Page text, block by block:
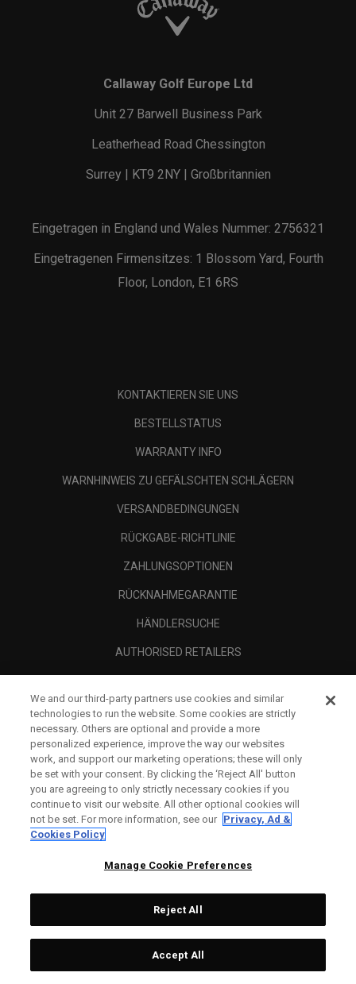
Callaway Golf Europe Ltd
Unit 27 Barwell Business Park
Leatherhead Road Chessington
Surrey | KT9 2NY | Großbritannien
Eingetragen in England und Wales Nummer: 2756321
Eingetragenen Firmensitzes: 1 Blossom Yard, Fourth
Floor, London, E1 6RS
KONTAKTIEREN SIE UNS
BESTELLSTATUS
WARRANTY INFO
WARNHINWEIS ZU GEFÄLSCHTEN SCHLÄGERN
VERSANDBEDINGUNGEN
RÜCKGABE-RICHTLINIE
ZAHLUNGSOPTIONEN
RÜCKNAHMEGARANTIE
HÄNDLERSUCHE
AUTHORISED RETAILERS
UNTERNEHMENSPROFIL
RECHTLICHES-
Topgolf Callaway Brands.
All rights reserved.
We and our third-party partners use cookies and similar
technologies to run the website. Some cookies are strictly
necessary. Others are optional and provide a more
personalized experience, improve the way our websites
work, and support our marketing operations; these will only
be set with your consent. By clicking the ‘Reject All' button
you are agreeing to only strictly necessary cookies if you
continue to visit our website. All other optional cookies will
not be set. For more information, see our Privacy, Ad &
Cookies Policy
Manage Cookie Preferences
Reject All
Accept All